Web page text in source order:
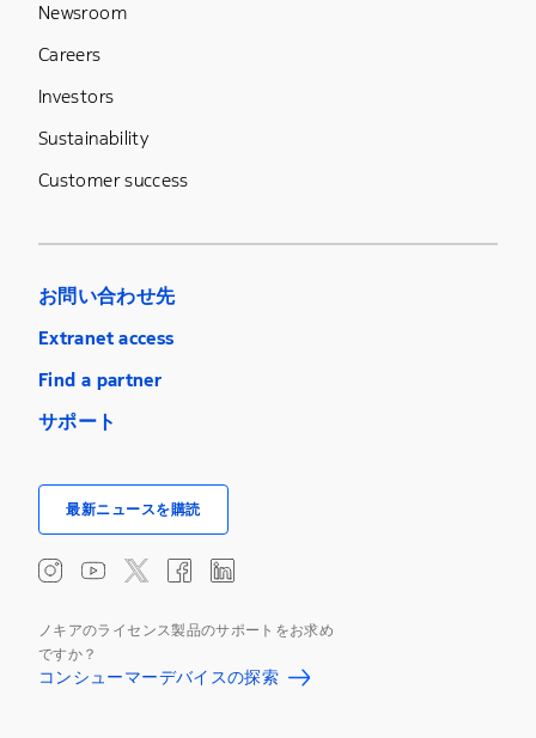
Newsroom
Careers
Investors
Sustainability
Customer success
お問い合わせ先
Extranet access
Find a partner
サポート
最新ニュースを購読
ノキアのライセンス製品のサポートをお求め
ですか？
コンシューマーデバイスの探索